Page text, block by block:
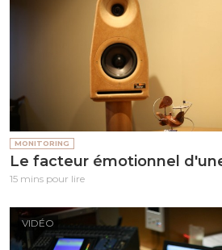
MONITORING
Le facteur émotionnel
15 mins pour lire
VIDÉO